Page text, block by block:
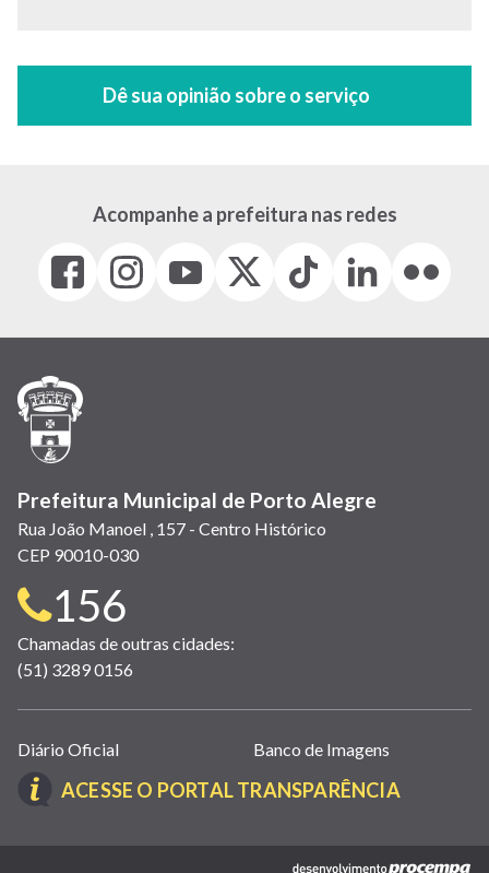
Acompanhe a prefeitura nas redes
Facebook
(link
em
janela)
Instagram
(link
em
(link
em
(Antigo
(link
Tiktok
(link
em
LinkedIn
(link
em
(link
em
Prefeitura Municipal de Porto Alegre
Rua João Manoel , 157 - Centro Histórico
CEP 90010-030
Telefone
para
contato:
156
Chamadas de outras cidades:
(51) 3289 0156
Links
úteis
(abrem
nova
Diário Oficial Banco de Imagens
ACESSE O PORTAL TRANSPARÊNCIA(LINK
EM